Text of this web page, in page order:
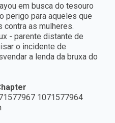
em busca do tesouro
perigo para aqueles que
contra as mulheres.
- parente distante de
o incidente de
a lenda da bruxa do
1071577964